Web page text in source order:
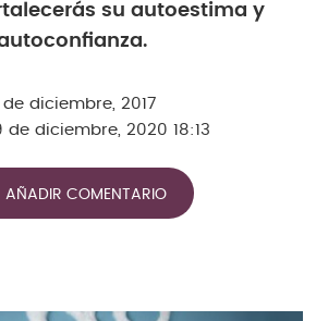
su autoestima y
de diciembre, 2017
de diciembre, 2020 18:13
AÑADIR COMENTARIO